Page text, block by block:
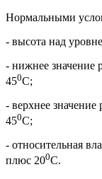
Нормальными
- высота над
- нижнее значение
450С;
- верхнее
450С;
- относительная
плюс 200С.